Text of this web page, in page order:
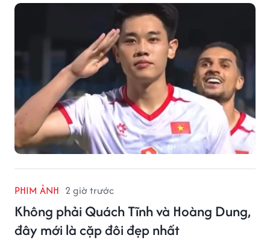
PHIM ẢNH 2 giờ trước
Không phải Quách Tĩnh và Hoàng Dung,
đây mới là cặp đôi đẹp nhất